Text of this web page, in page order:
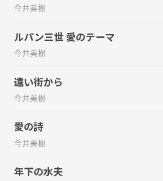
今井美樹
ルパン三世 愛のテーマ
今井美樹
遠い街から
今井美樹
愛の詩
今井美樹
年下の水夫